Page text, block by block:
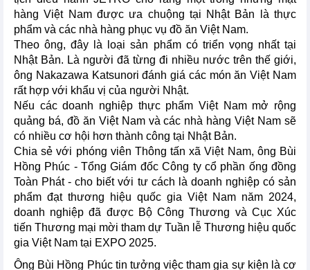
hàng Việt Nam được ưa chuộng tại Nhật Bản là thực
phẩm và các nhà hàng phục vụ đồ ăn Việt Nam.
Theo ông, đây là loại sản phẩm có triển vọng nhất tại
Nhật Bản. Là người đã từng đi nhiều nước trên thế giới,
ông Nakazawa Katsunori đánh giá các món ăn Việt Nam
rất hợp với khẩu vị của người Nhật.
Nếu các doanh nghiệp thực phẩm Việt Nam mở rộng
quảng bá, đồ ăn Việt Nam và các nhà hàng Việt Nam sẽ
có nhiều cơ hội hơn thành công tại Nhật Bản.
Chia sẻ với phóng viên Thông tấn xã Việt Nam, ông Bùi
Hồng Phúc - Tổng Giám đốc Công ty cổ phần ống đồng
Toàn Phát - cho biết với tư cách là doanh nghiệp có sản
phẩm đạt thương hiệu quốc gia Việt Nam năm 2024,
doanh nghiệp đã được Bộ Công Thương và Cục Xúc
tiến Thương mại mời tham dự Tuần lễ Thương hiệu quốc
gia Việt Nam tại EXPO 2025.
Ông Bùi Hồng Phúc tin tưởng việc tham gia sự kiện là cơ